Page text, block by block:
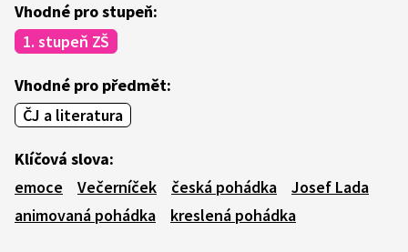
Vhodné pro stupeň:
1. stupeň ZŠ
Vhodné pro předmět:
ČJ a literatura
Klíčová slova:
emoce
Večerníček česká pohádka
Josef Lada
animovaná pohádka
kreslená pohádka